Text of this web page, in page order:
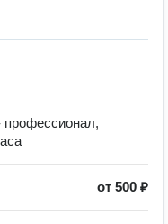
профессионал,
от 500 ₽